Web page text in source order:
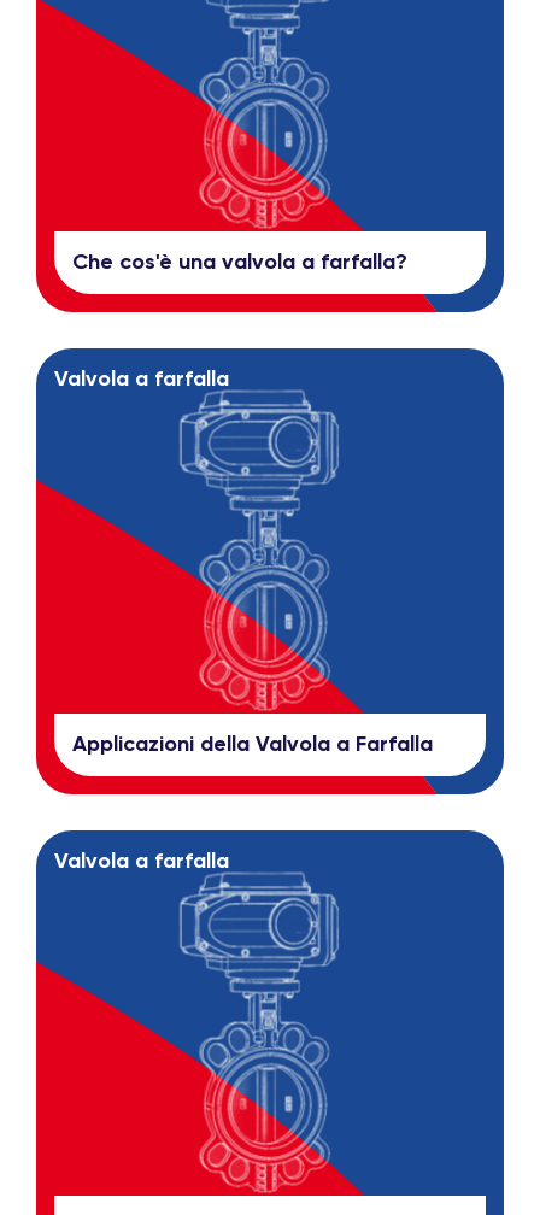
Che cos'è una valvola a farfalla?
Valvola a farfalla
Applicazioni della Valvola a Farfalla
Valvola a farfalla